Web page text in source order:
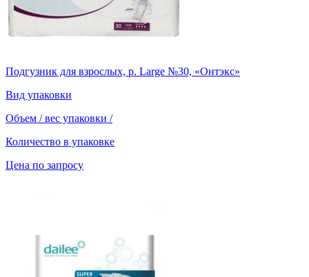
Подгузник для взрослых, р. Large №30, «Онтэкс»
Вид упаковки
Объем / вес упаковки /
Количество в упаковке
Цена по запросу